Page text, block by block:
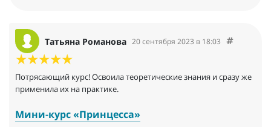
Татьяна Романова 20 сентября 2023 в 18:03
Потрясающий курс! Освоила теоретические знания и сразу же
применила их на практике.
Мини-курс «Принцесса»